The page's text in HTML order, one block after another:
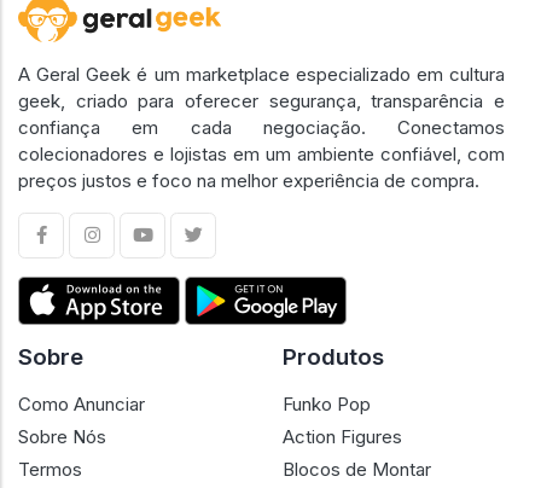
A Geral Geek é um marketplace especializado em cultura
geek, criado para oferecer segurança, transparência e
confiança em cada negociação. Conectamos
colecionadores e lojistas em um ambiente confiável, com
preços justos e foco na melhor experiência de compra.
Sobre
Como Anunciar
Sobre Nós
Termos
Produtos
Funko Pop
Action Figures
Blocos de Montar